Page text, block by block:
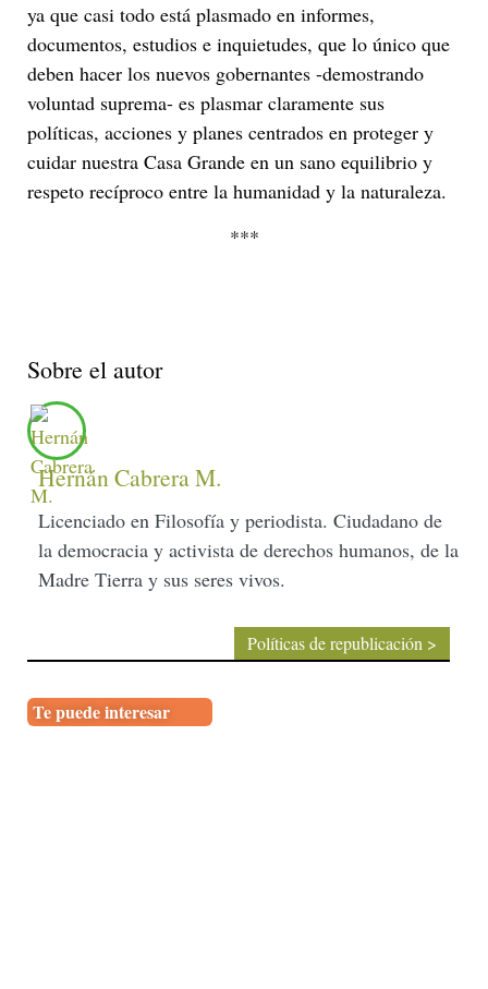
ya que casi todo está plasmado en informes,
documentos, estudios e inquietudes, que lo único que
deben hacer los nuevos gobernantes -demostrando
voluntad suprema- es plasmar claramente sus
políticas, acciones y planes centrados en proteger y
cuidar nuestra Casa Grande en un sano equilibrio y
respeto recíproco entre la humanidad y la naturaleza.
***
Sobre el autor
Hernán Cabrera M.
Licenciado en Filosofía y periodista. Ciudadano de
la democracia y activista de derechos humanos, de la
Madre Tierra y sus seres vivos.
Políticas de republicación >
Te puede interesar